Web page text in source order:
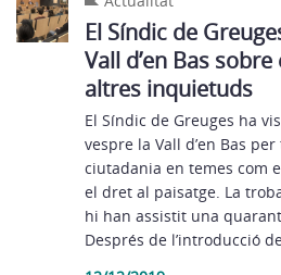
El Síndic de
Vall d’en Bas
altres inquietuds
El Síndic de Greuges ha
vespre la Vall d’en Bas per
ciutadania en temes com
el dret al paisatge. La
hi han assistit una
Després de l’introducció